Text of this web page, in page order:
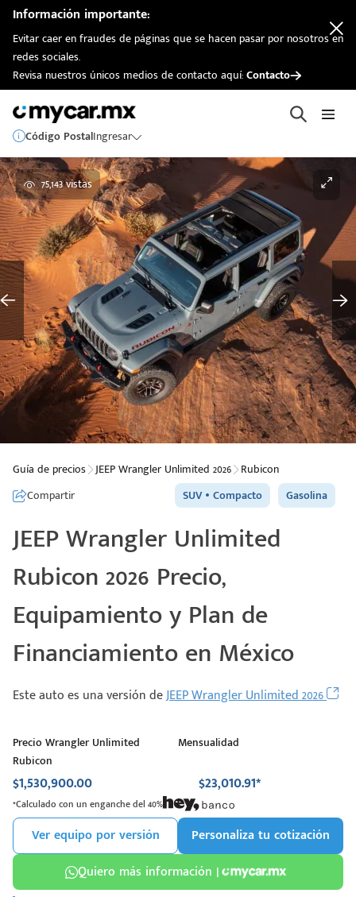
Información importante:
Evitar caer en fraudes de páginas que se hacen pasar por nosotros en
redes sociales.
Revisa nuestros únicos medios de contacto aquí:Contacto
Código PostalIngresar
75,143 vistas
Guía de precios JEEP Wrangler Unlimited 2026 Rubicon
Compartir
SUV Compacto Gasolina
JEEP Wrangler Unlimited
Rubicon 2026 Precio,
Equipamiento y Plan de
Financiamiento en México
Este auto es una versión deJEEP Wrangler Unlimited 2026
Precio Wrangler Unlimited
Rubicon
$1,530,900.00
Mensualidad
$23,010.91*
*Calculado con un enganche del 40%
Ver equipo por versión
Personaliza tu cotización
Quiero más información |